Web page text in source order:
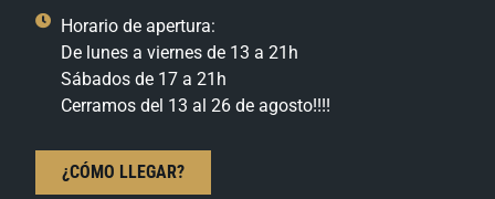
Horario de apertura:
De lunes a viernes de 13 a 21h
Sábados de 17 a 21h
Cerramos del 13 al 26 de agosto!!!!
¿CÓMO LLEGAR?